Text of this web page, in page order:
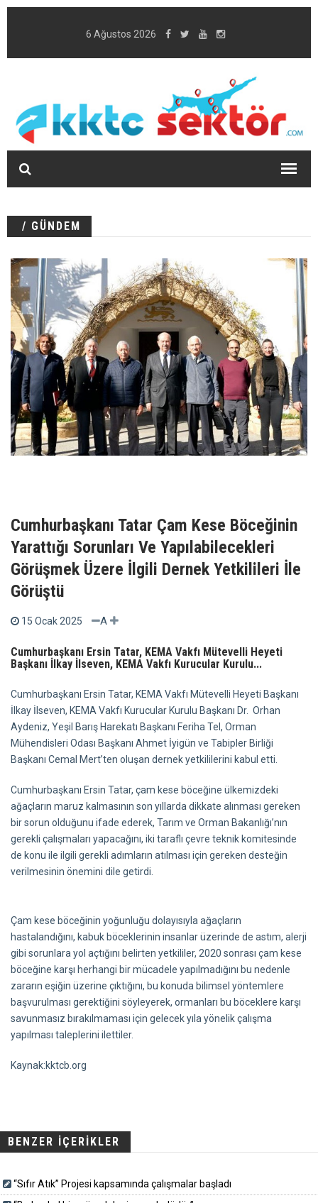
6 Ağustos 2026
/ GÜNDEM
Cumhurbaşkanı Tatar Çam Kese Böceğinin
Yarattığı Sorunları Ve Yapılabilecekleri
Görüşmek Üzere İlgili Dernek Yetkilileri İle
Görüştü
15 Ocak 2025 A
Cumhurbaşkanı Ersin Tatar, KEMA Vakfı Mütevelli Heyeti
Başkanı İlkay İlseven, KEMA Vakfı Kurucular Kurulu...
Cumhurbaşkanı Ersin Tatar, KEMA Vakfı Mütevelli Heyeti Başkanı
İlkay İlseven, KEMA Vakfı Kurucular Kurulu Başkanı Dr. Orhan
Aydeniz, Yeşil Barış Harekatı Başkanı Feriha Tel, Orman
Mühendisleri Odası Başkanı Ahmet İyigün ve Tabipler Birliği
Başkanı Cemal Mert’ten oluşan dernek yetkililerini kabul etti.
Cumhurbaşkanı Ersin Tatar, çam kese böceğine ülkemizdeki
ağaçların maruz kalmasının son yıllarda dikkate alınması gereken
bir sorun olduğunu ifade ederek, Tarım ve Orman Bakanlığı’nın
gerekli çalışmaları yapacağını, iki taraflı çevre teknik komitesinde
de konu ile ilgili gerekli adımların atılması için gereken desteğin
verilmesinin önemini dile getirdi.
Çam kese böceğinin yoğunluğu dolayısıyla ağaçların
hastalandığını, kabuk böceklerinin insanlar üzerinde de astım, alerji
gibi sorunlara yol açtığını belirten yetkililer, 2020 sonrası çam kese
böceğine karşı herhangi bir mücadele yapılmadığını bu nedenle
zararın eşiğin üzerine çıktığını, bu konuda bilimsel yöntemlere
başvurulması gerektiğini söyleyerek, ormanları bu böceklere karşı
savunmasız bırakılmaması için gelecek yıla yönelik çalışma
yapılması taleplerini ilettiler.
Kaynak:kktcb.org
BENZER İÇERİKLER
“Sıfır Atık” Projesi kapsamında çalışmalar başladı